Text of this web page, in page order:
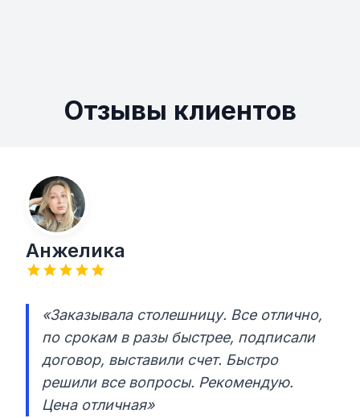
Отзывы клиентов
Анжелика
«Заказывала столешницу. Все отлично,
по срокам в разы быстрее, подписали
договор, выставили счет. Быстро
решили все вопросы. Рекомендую.
Цена отличная»